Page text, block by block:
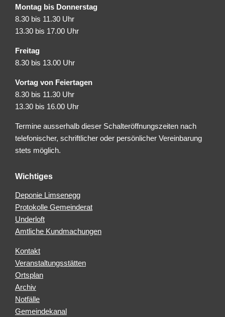
Montag bis Donnerstag
8.30 bis 11.30 Uhr
13.30 bis 17.00 Uhr
Freitag
8.30 bis 13.00 Uhr
Vortag von Feiertagen
8.30 bis 11.30 Uhr
13.30 bis 16.00 Uhr
Termine ausserhalb dieser Schalteröffnungszeiten nach
telefonischer, schriftlicher oder persönlicher Vereinbarung
stets möglich.
Wichtiges
Deponie Limsenegg
Protokolle Gemeinderat
Underloft
Amtliche Kundmachungen
Kontakt
Veranstaltungsstätten
Ortsplan
Archiv
Notfälle
Gemeindekanal